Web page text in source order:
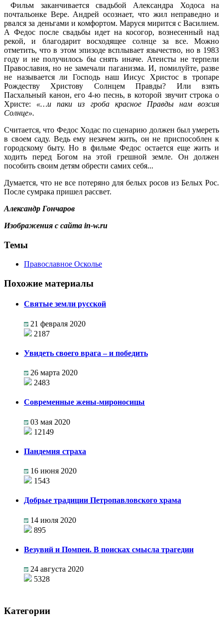
Фильм заканчивается свадьбой Александра Ходоса на
почтальонке Вере. Андрей осознает, что жил неправедно и
рвался за деньгами и комфортом. Маруся мирится с Василием.
А Федос после свадьбы идет на косогор, вознесенный над
рекой, и благодарит восходящее солнце за все. Можно
отметить, что в этом эпизоде всплывает язычество, но в 1983
году и не получилось бы снять иначе. Атеисты не терпели
Православия, но не замечали паганизма. И, помилуйте, разве
не называется ли Господь наш Иисус Христос в тропаре
Рождеству Христову Солнцем Правды? Или взять
Пасхальный канон, его 4-ю песнь, в которой звучит строка о
Христе: «…и паки из гроба красное Правды нам возсия
Солнце».
Считается, что Федос Ходас по сценарию должен был умереть
в своем саду. Ведь ему незачем жить, он не приспособлен к
городскому быту. Но в фильме Федос остается еще жить и
ходить перед Богом на этой грешной земле. Он должен
пособить своим детям обрести самих себя...
Думается, что не все потеряно для белых росов из Белых Рос.
После сумрака пришел рассвет.
Александр Гончаров
Изображения с сайта in-w.ru
Темы
Православное Осколье
Похожие материалы
Святые земли русской
21 февраля 2020
2187
Увидеть своего врага – и победить
26 марта 2020
2483
Современные жены-мироносицы
03 мая 2020
12149
Пандемия страха
16 июня 2020
1543
Добрые традиции Петропавловского храма
14 июля 2020
895
Везувий и Помпеи. В поисках смысла трагедии
24 августа 2020
5328
Категории